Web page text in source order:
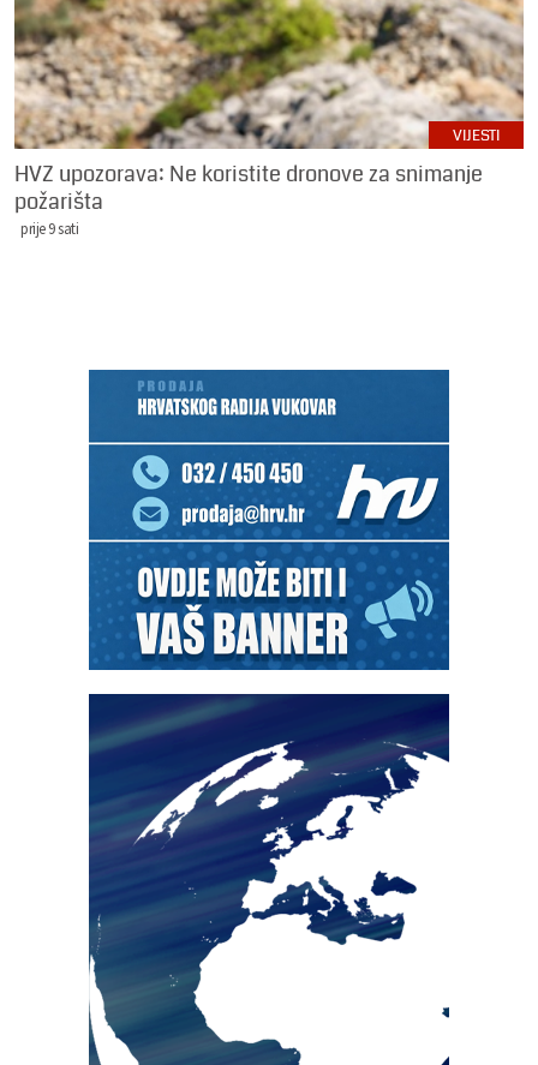
VIJESTI
HVZ upozorava: Ne koristite dronove za snimanje
požarišta
prije 9 sati